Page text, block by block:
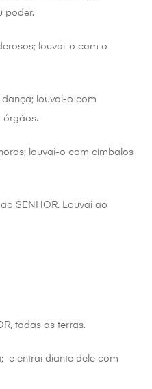
poder.
louvai-o com o
louvai-o com
órgãos.
louvai-o com címbalos
SENHOR. Louvai ao
todas as terras.
e entrai diante dele com